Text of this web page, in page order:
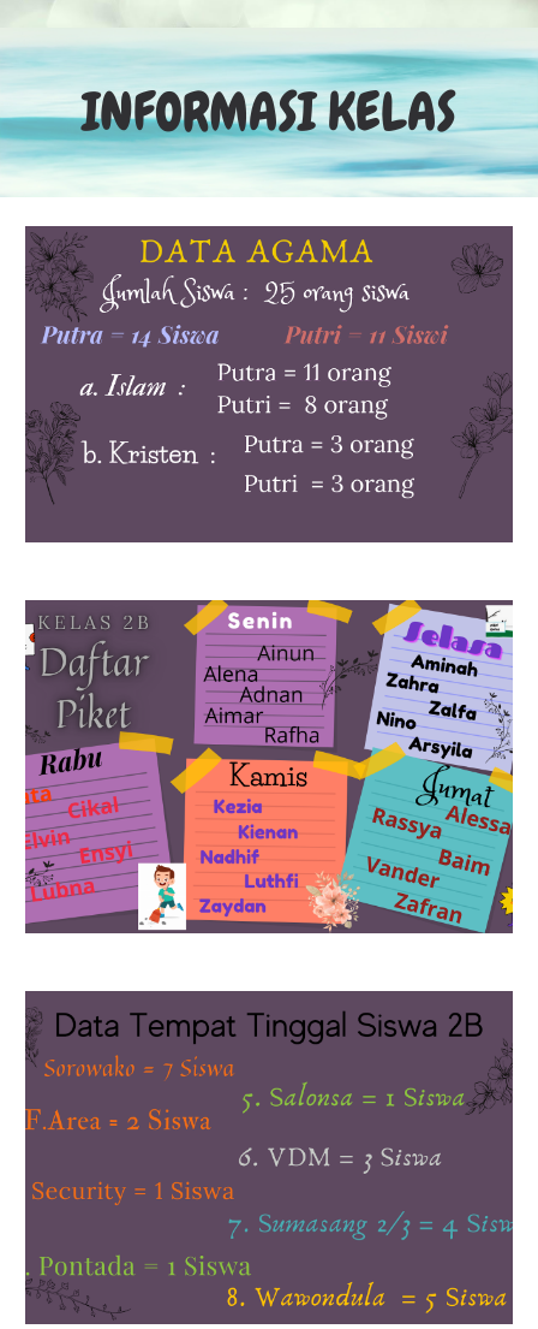
INFORMASI KELAS